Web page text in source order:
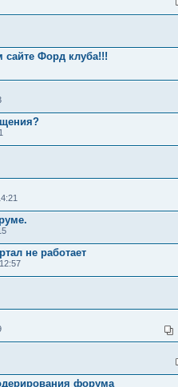
сайте Форд клуба!!!
не работает
форума